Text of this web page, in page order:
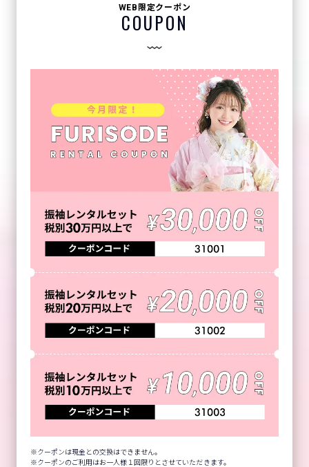
WEB限定クーポン
COUPON
クーポンは現金との交換はできません。
クーポンのご利用はお一人様１回限りとさせていただきます。